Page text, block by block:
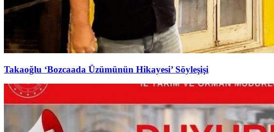
Takaoğlu ‘Bozcaada Üzümünün Hikayesi’ Söyleşişi